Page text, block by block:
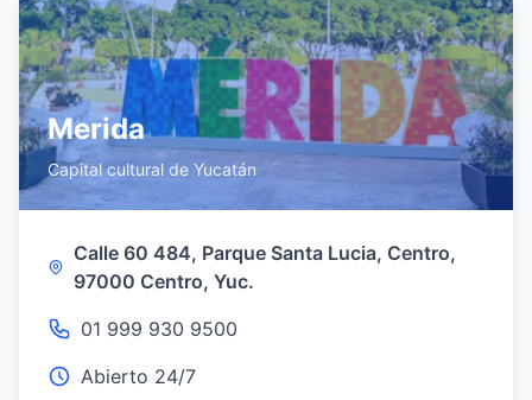
Merida
Capital cultural de Yucatán
Calle 60 484, Parque Santa Lucia, Centro,
97000 Centro, Yuc.
01 999 930 9500
Abierto 24/7